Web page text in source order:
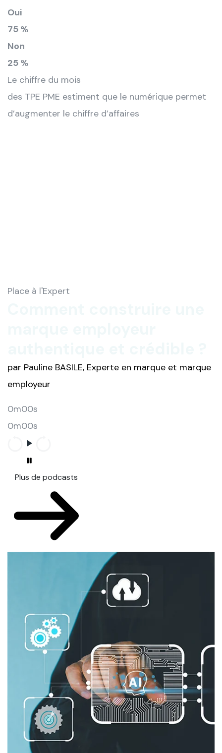
Oui
75 %
Non
25 %
Le chiffre du mois
des TPE PME estiment que le numérique permet
d’augmenter le chiffre d’affaires
Place à l'Expert
par Pauline BASILE, Experte en marque et marque
employeur
0m00s
0m00s
Plus de podcasts